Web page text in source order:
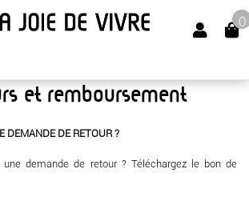
0
et remboursement
DEMANDE DE RETOUR ?
demande de retour ? Téléchargez le bon de